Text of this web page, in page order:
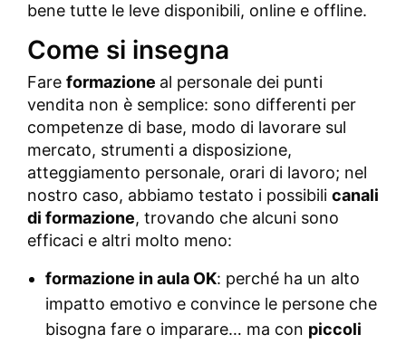
bene tutte le leve disponibili, online e offline.
Come si insegna
Fare formazione al personale dei punti
vendita non è semplice: sono differenti per
competenze di base, modo di lavorare sul
mercato, strumenti a disposizione,
atteggiamento personale, orari di lavoro; nel
nostro caso, abbiamo testato i possibili canali
di formazione, trovando che alcuni sono
efficaci e altri molto meno:
formazione in aula OK: perché ha un alto
impatto emotivo e convince le persone che
bisogna fare o imparare… ma con piccoli